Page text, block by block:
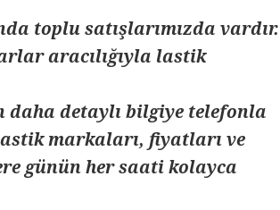
toplu satışlarımızda vardır.
aracılığıyla lastik
detaylı bilgiye telefonla
markaları, fiyatları ve
günün her saati kolayca